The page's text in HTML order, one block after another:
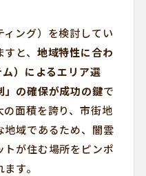
ング）を検討してい
と、 地域特性に合わ
）によるエリア選
」の確保が成功の鍵で
面積を誇り、市街地
地域であるため、闇雲
が住む場所をピンポ
す。